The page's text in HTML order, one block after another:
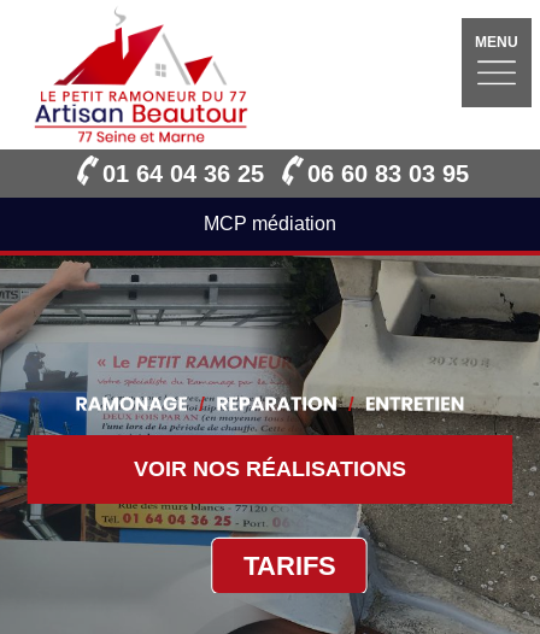
MENU
01 64 04 36 25 06 60 83 03 95
MCP médiation
VOIR NOS RÉALISATIONS
TARIFS